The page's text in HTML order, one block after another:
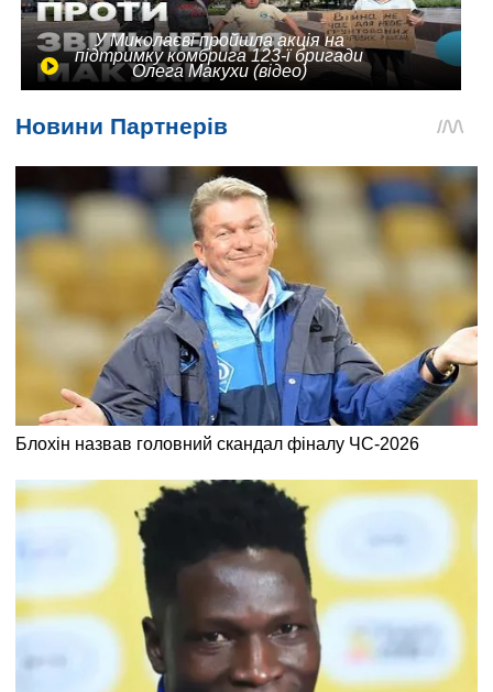
У Миколаєві пройшла акція на
підтримку комбрига 123-ї бригади
Олега Макухи (відео)